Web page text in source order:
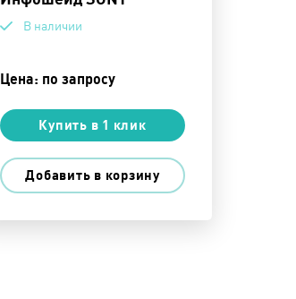
В наличии
Цена: по запросу
Купить в 1 клик
Добавить в корзину